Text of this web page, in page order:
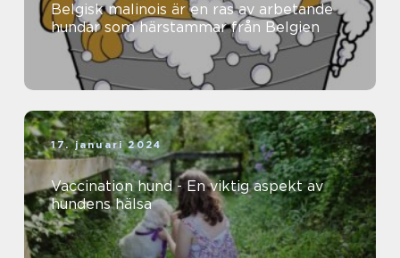
Belgisk malinois är en ras av arbetande
hundar som härstammar från Belgien
17. januari 2024
Vaccination hund - En viktig aspekt av
hundens hälsa